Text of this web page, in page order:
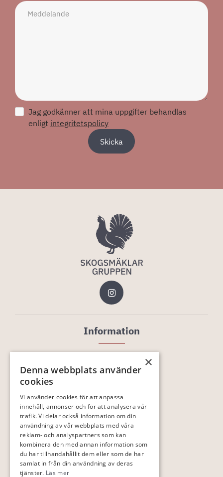
Jag godkänner att mina uppgifter behandlas
enligt integritetspolicy
Information
Till salu
Tjänster
Kontakt
Fastighetsförmedling
Rådgivning
Värdering
Generationsskifte
In English
×
Denna webbplats använder
cookies
Vi använder cookies för att anpassa
innehåll, annonser och för att analysera vår
trafik. Vi delar också information om din
användning av vår webbplats med våra
reklam- och analyspartners som kan
kombinera den med annan information som
du har tillhandahållit dem eller som de har
samlat in från din användning av deras
tjänster. Läs mer